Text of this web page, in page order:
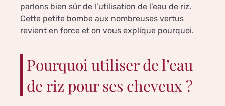
parlons bien sûr de l’utilisation de l’eau de riz.
Cette petite bombe aux nombreuses vertus
revient en force et on vous explique pourquoi.
Pourquoi utiliser de l’eau
de riz pour ses cheveux ?